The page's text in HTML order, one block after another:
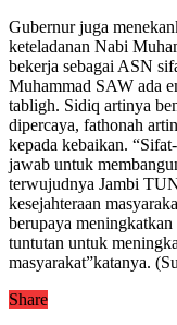
Gubernur juga
keteladanan Nabi
bekerja sebagai ASN
Muhammad SAW ada
tabligh. Sidiq artinya
dipercaya, fathonah
kepada kebaikan.
jawab untuk
terwujudnya Jambi
kesejahteraan
berupaya
tuntutan untuk
masyarakat”katanya.
Share